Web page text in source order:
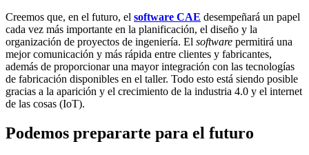
Creemos que, en el futuro, el software CAE desempeñará un papel
cada vez más importante en la planificación, el diseño y la
organización de proyectos de ingeniería. El software permitirá una
mejor comunicación y más rápida entre clientes y fabricantes,
además de proporcionar una mayor integración con las tecnologías
de fabricación disponibles en el taller. Todo esto está siendo posible
gracias a la aparición y el crecimiento de la industria 4.0 y el internet
de las cosas (IoT).
Podemos prepararte para el futuro